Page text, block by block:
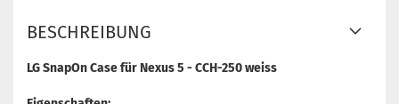
BESCHREIBUNG
LG SnapOn Case für Nexus 5 - CCH-250 weiss